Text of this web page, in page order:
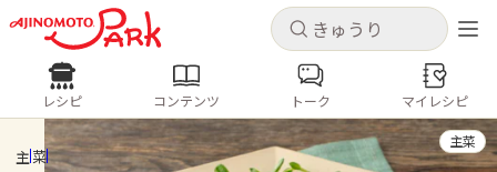
キャンセル
ログインするとレシピを保存できます
ログイン 新規登録
キャンセル
レシピ コンテンツ
レシピ コンテンツ トーク マイレシピ
主菜
主菜